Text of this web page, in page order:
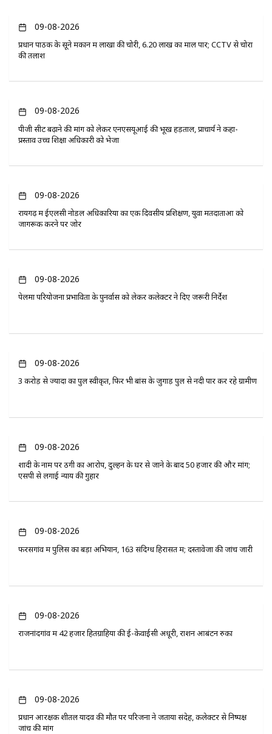
09-08-2026
प्रधान पाठक के सूने मकान में लाखों की चोरी, 6.20 लाख का माल पार; CCTV से चोरों
की तलाश
09-08-2026
पीजी सीट बढ़ाने की मांग को लेकर एनएसयूआई की भूख हड़ताल, प्राचार्य ने कहा-
प्रस्ताव उच्च शिक्षा अधिकारी को भेजा
09-08-2026
रायगढ़ में ईएलसी नोडल अधिकारियों का एक दिवसीय प्रशिक्षण, युवा मतदाताओं को
जागरूक करने पर जोर
09-08-2026
पेलमा परियोजना प्रभावितों के पुनर्वास को लेकर कलेक्टर ने दिए जरूरी निर्देश
09-08-2026
3 करोड़ से ज्यादा का पुल स्वीकृत, फिर भी बांस के जुगाड़ पुल से नदी पार कर रहे ग्रामीण
09-08-2026
शादी के नाम पर ठगी का आरोप, दुल्हन के घर से जाने के बाद 50 हजार की और मांग;
एसपी से लगाई न्याय की गुहार
09-08-2026
फरसगांव में पुलिस का बड़ा अभियान, 163 संदिग्ध हिरासत में; दस्तावेजों की जांच जारी
09-08-2026
राजनांदगांव में 42 हजार हितग्राहियों की ई-केवाईसी अधूरी, राशन आबंटन रुका
09-08-2026
प्रधान आरक्षक शीतल यादव की मौत पर परिजनों ने जताया संदेह, कलेक्टर से निष्पक्ष
जांच की मांग